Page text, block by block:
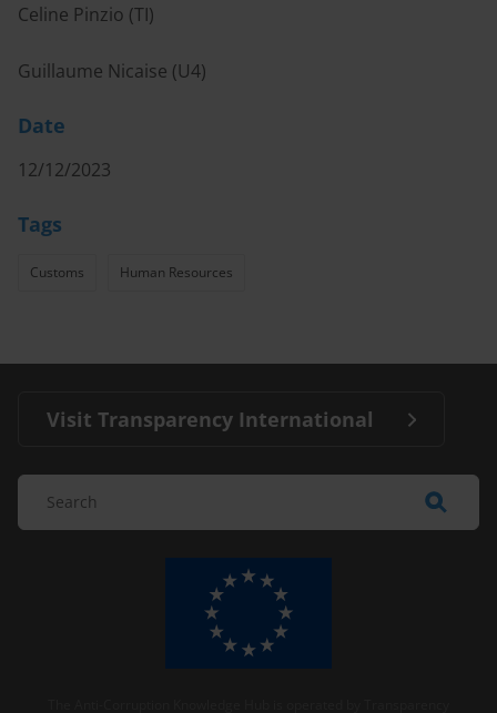
Celine Pinzio (TI)
Guillaume Nicaise (U4)
Date
12/12/2023
Tags
Customs Human Resources
Visit Transparency International